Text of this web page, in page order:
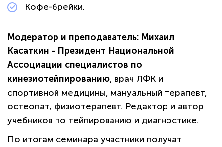
Кофе-брейки.
Модератор и преподаватель: Михаил
Касаткин - Президент Национальной
Ассоциации специалистов по
кинезиотейпированию, врач ЛФК и
спортивной медицины, мануальный терапевт,
остеопат, физиотерапевт. Редактор и автор
учебников по тейпированию и диагностике.
По итогам семинара участники получат